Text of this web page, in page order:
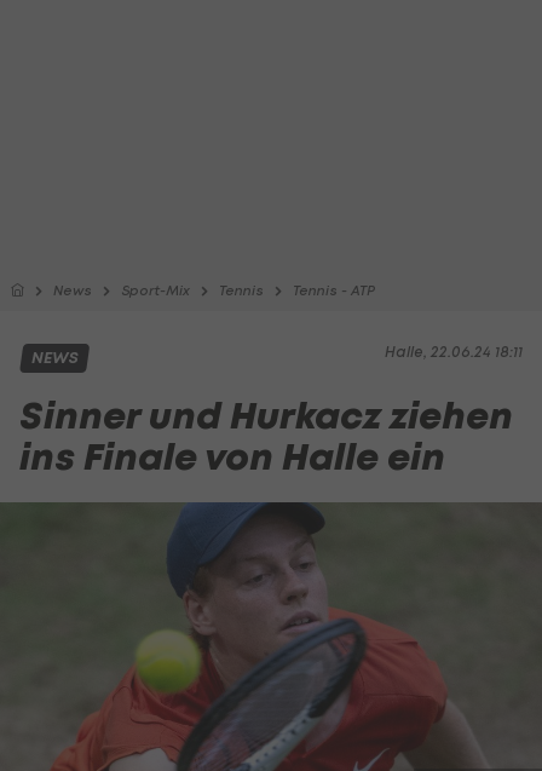
News Sport-Mix Tennis Tennis - ATP
Halle, 22.06.24 18:11
NEWS
Sinner und Hurkacz ziehen
ins Finale von Halle ein